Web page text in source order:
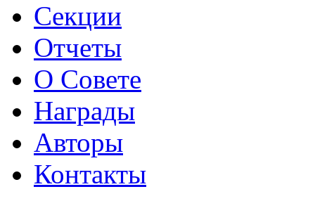
Секции
Отчеты
О Совете
Награды
Авторы
Контакты